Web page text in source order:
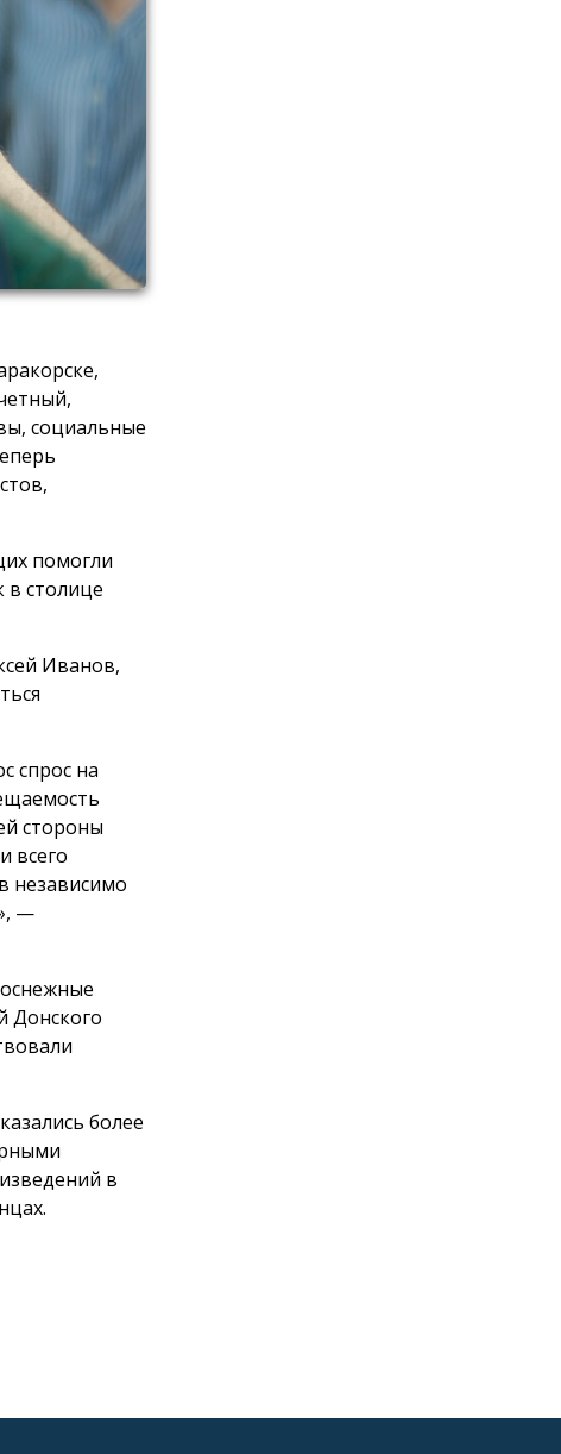
социальные
помогли
в столице
Иванов,
спрос на
стороны
всего
независимо
—
Донского
более
в